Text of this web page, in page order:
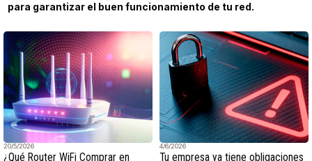
para garantizar el buen funcionamiento de tu red.
20/5/2026
¿Qué Router WiFi Comprar en
4/6/2026
Tu empresa ya tiene obligaciones